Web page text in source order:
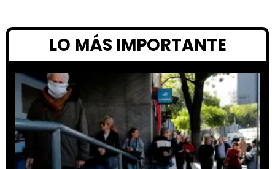
LO MÁS IMPORTANTE